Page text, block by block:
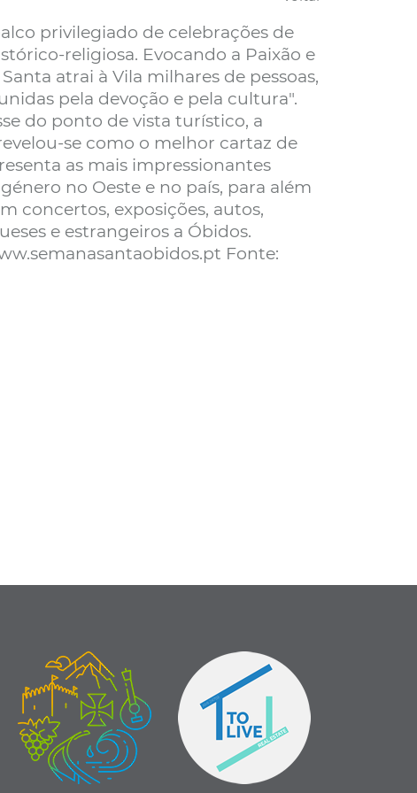
privilegiado de celebrações de
religiosa. Evocando a Paixão e
atrai à Vila milhares de pessoas,
pela devoção e pela cultura".
do ponto de vista turístico, a
se como o melhor cartaz de
as mais impressionantes
no Oeste e no país, para além
concertos, exposições, autos,
e estrangeiros a Óbidos.
Fonte: